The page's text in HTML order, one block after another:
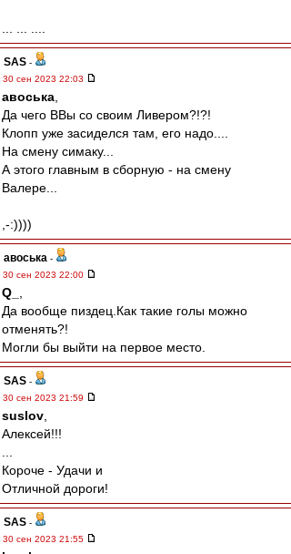
SAS -
30 сен 2023 22:03
авоська
Да чего ВВы со своим Ливером?!?!
Клопп уже засиделся там, его надо....
На смену симаку...
А этого главным в сборную - на смену
Валере...
,-:))))
авоська -
30 сен 2023 22:00
Q_
Да вообще пиздец.Как такие голы можно
отменять?!
Могли бы выйти на первое место.
SAS -
30 сен 2023 21:59
suslov
Алексей!!!
Короче - Удачи и
Отличной дороги!
SAS -
30 сен 2023 21:55